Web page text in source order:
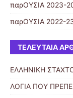
παρΟΥΣΙΑ 2023-
παρΟΥΣΙΑ 2022-
ΤΕΛΕΥΤΑΊΑ
ΕΛΛΗΝΙΚΗ
ΛΟΓΙΑ ΠΟΥ